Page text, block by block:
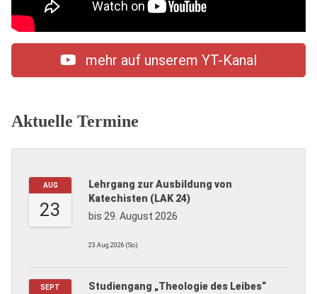
mehr auf unserem YT-Kanal
Aktuelle Termine
AUG
23
Lehrgang zur Ausbildung von
Katechisten (LAK 24)
bis 29. August 2026
23.Aug.2026 (So)
SEPT
Studiengang „Theologie des Leibes“